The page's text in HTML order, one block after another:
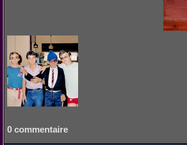
0 commentaire